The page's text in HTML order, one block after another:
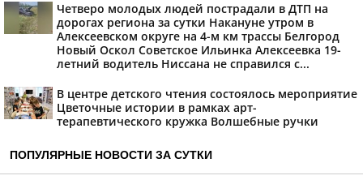
Четверо молодых людей пострадали в ДТП на
дорогах региона за сутки Накануне утром в
Алексеевском округе на 4-м км трассы Белгород
Новый Оскол Советское Ильинка Алексеевка 19-
летний водитель Ниссана не справился с...
В центре детского чтения состоялось мероприятие
Цветочные истории в рамках арт-
терапевтического кружка Волшебные ручки
ПОПУЛЯРНЫЕ НОВОСТИ ЗА СУТКИ